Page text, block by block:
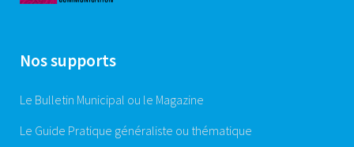
Nos supports
Le Bulletin Municipal ou le Magazine
Le Guide Pratique généraliste ou thématique